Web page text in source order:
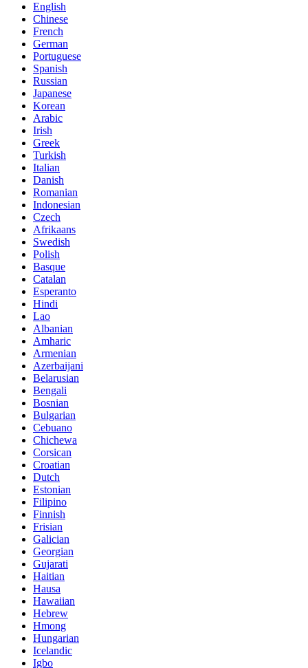
English
Chinese
French
German
Portuguese
Spanish
Russian
Japanese
Korean
Arabic
Irish
Greek
Turkish
Italian
Danish
Romanian
Indonesian
Czech
Afrikaans
Swedish
Polish
Basque
Catalan
Esperanto
Hindi
Lao
Albanian
Amharic
Armenian
Azerbaijani
Belarusian
Bengali
Bosnian
Bulgarian
Cebuano
Chichewa
Corsican
Croatian
Dutch
Estonian
Filipino
Finnish
Frisian
Galician
Georgian
Gujarati
Haitian
Hausa
Hawaiian
Hebrew
Hmong
Hungarian
Icelandic
Igbo